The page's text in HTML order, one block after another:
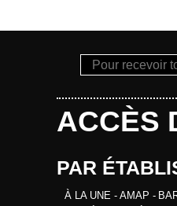
ACCÈS
PAR
À LA UNE AMAP